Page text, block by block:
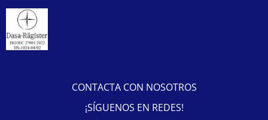
CONTACTA CON NOSOTROS
¡SÍGUENOS EN REDES!